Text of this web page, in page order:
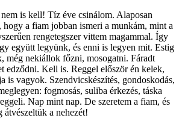
is kell! Tíz éve csinálom. Alaposan
hogy a fiam jobban ismeri a munkám, mint a
rengetegszer vittem magammal. Így
együtt legyünk, és enni is legyen mit. Estig
még nekiállok főzni, mosogatni. Fáradt
edződni. Kell is. Reggel először én kelek,
is vagyok. Szendvicskészítés, gondoskodás,
fogmosás, suliba érkezés, táska
Nap mint nap. De szeretem a fiam, és
átvészeltük a nehezét!